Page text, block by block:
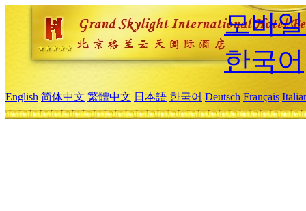
모바
한국어
English 简体中文 繁體中文 日本語 한국어 Deutsch Français